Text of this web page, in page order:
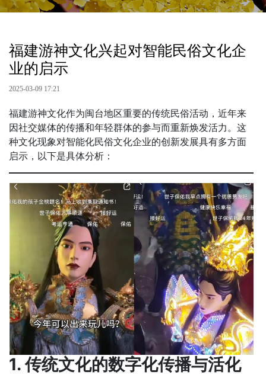
福建游神文化兴起对智能民俗文化企
业的启示
2025-03-09 17:21
福建游神文化作为闽台地区重要的传统民俗活动，近年来
因社交媒体的传播和年轻群体的参与而重新焕发活力。这
种文化现象对智能化民俗文化企业的创新发展具有多方面
启示，以下是具体分析：
1. 传统文化的数字化传播与活化